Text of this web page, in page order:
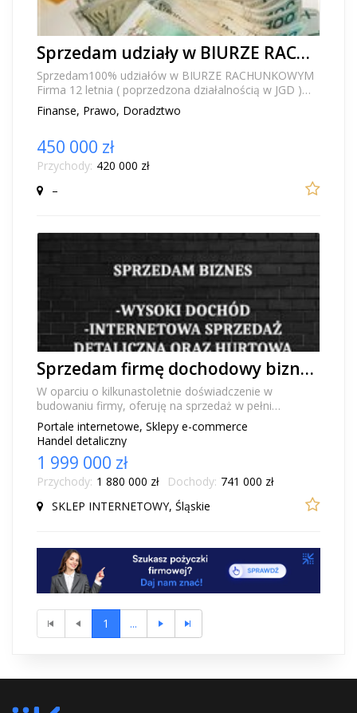
Sprzedam udziały w BIURZE RACHUNKOWYM
Sprzedam100% udziałów w BIURZE RACHUNKOWYM
Firma 12 letnia ( poprzedzona działalnością w JGD )
Stabilna baza klientów • oprogramowanie: InsER...
Finanse, Prawo, Doradztwo
450 000 zł
Przychody: 420 000 zł
–
Sprzedam firmę dochodowy biznes sprzedaż internet. PRZYCHÓD 1,8mln/rok
W oparciu o kilkunastoletnie doświadczenie w
budowaniu firmy, oferuję na sprzedaż w pełni
dochodowy i sprawdzony model biznesowy.
Działalność obejm...
Portale internetowe, Sklepy e-commerce
Handel detaliczny
1 999 000 zł
Przychody: 1 880 000 zł Dochody: 741 000 zł
SKLEP INTERNETOWY, Śląskie
1 ...